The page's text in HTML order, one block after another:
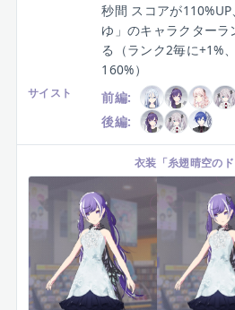
秒間 スコアが
ゆ」のキャラクターラ
る（ランク2毎に+1%
160%）
サイスト
前編:
後編:
衣装 「糸翅晴空の